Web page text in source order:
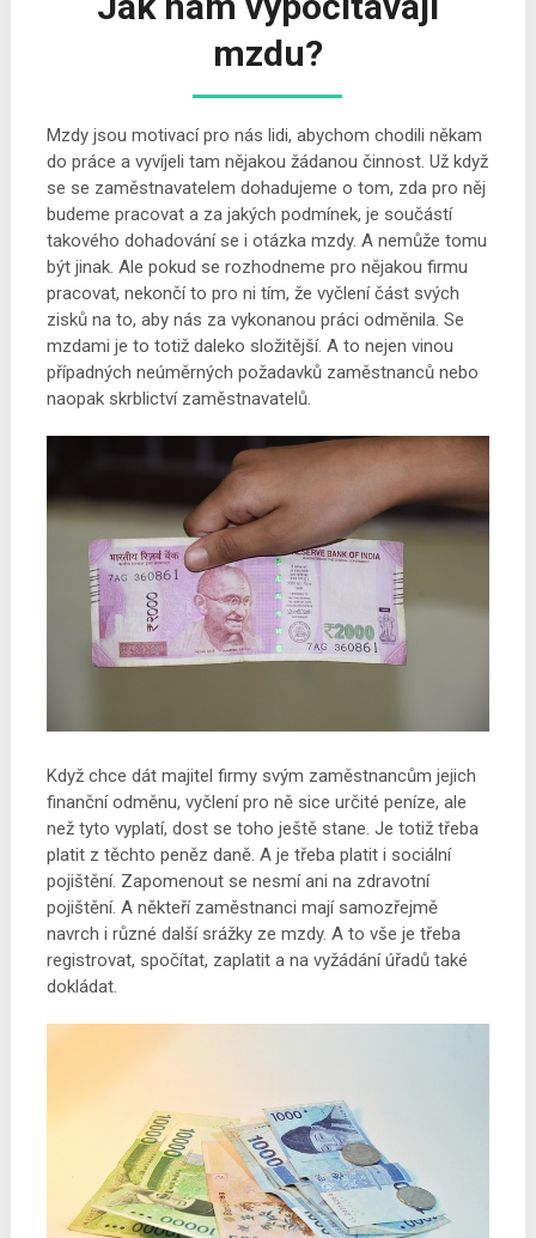
mzdu?
Mzdy jsou motivací pro nás lidi, abychom chodili někam
do práce a vyvíjeli tam nějakou žádanou činnost. Už když
se se zaměstnavatelem dohadujeme o tom, zda pro něj
budeme pracovat a za jakých podmínek, je součástí
takového dohadování se i otázka mzdy. A nemůže tomu
být jinak. Ale pokud se rozhodneme pro nějakou firmu
pracovat, nekončí to pro ni tím, že vyčlení část svých
zisků na to, aby nás za vykonanou práci odměnila. Se
mzdami je to totiž daleko složitější. A to nejen vinou
případných neúměrných požadavků zaměstnanců nebo
naopak skrblictví zaměstnavatelů.
Když chce dát majitel firmy svým zaměstnancům jejich
finanční odměnu, vyčlení pro ně sice určité peníze, ale
než tyto vyplatí, dost se toho ještě stane. Je totiž třeba
platit z těchto peněz daně. A je třeba platit i sociální
pojištění. Zapomenout se nesmí ani na zdravotní
pojištění. A někteří zaměstnanci mají samozřejmě
navrch i různé další srážky ze mzdy. A to vše je třeba
registrovat, spočítat, zaplatit a na vyžádání úřadů také
dokládat.